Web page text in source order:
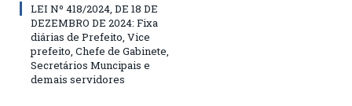
LEI Nº 418/2024, DE 18 DE
DEZEMBRO DE 2024: Fixa
diárias de Prefeito, Vice
prefeito, Chefe de Gabinete,
Secretários Muncipais e
demais servidores